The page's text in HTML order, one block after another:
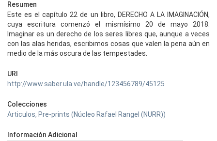
Resumen
Este es el capítulo 22 de un libro, DERECHO A LA IMAGINACIÓN,
cuya escritura comenzó el mismísimo 20 de mayo 2018.
Imaginar es un derecho de los seres libres que, aunque a veces
con las alas heridas, escribimos cosas que valen la pena aún en
medio de la más oscura de las tempestades.
URI
http://www.saber.ula.ve/handle/123456789/45125
Colecciones
Articulos, Pre-prints (Núcleo Rafael Rangel (NURR))
Información Adicional